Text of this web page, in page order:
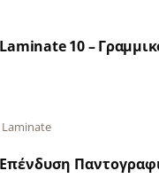
10 –
Laminate